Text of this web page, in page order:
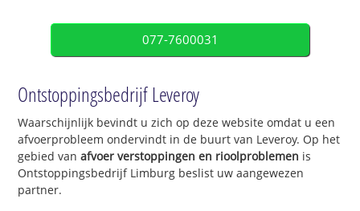
077-7600031
Ontstoppingsbedrijf Leveroy
Waarschijnlijk bevindt u zich op deze website omdat u een
afvoerprobleem ondervindt in de buurt van Leveroy. Op het
gebied vanafvoer verstoppingen en rioolproblemen is
Ontstoppingsbedrijf Limburg beslist uw aangewezen
partner.